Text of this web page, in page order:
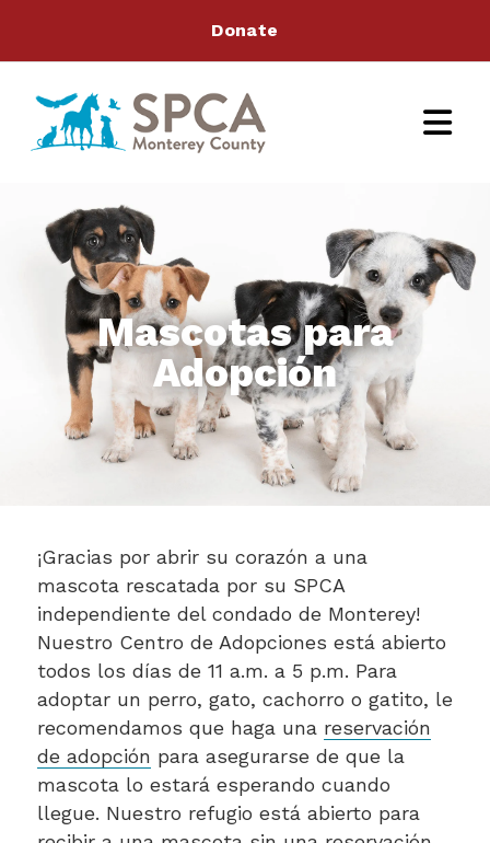
Donate
Mascotas para
Adopción
¡Gracias por abrir su corazón a una
mascota rescatada por su SPCA
independiente del condado de Monterey!
Nuestro Centro de Adopciones está abierto
todos los días de 11 a.m. a 5 p.m. Para
adoptar un perro, gato, cachorro o gatito, le
recomendamos que haga una reservación
de adopción para asegurarse de que la
mascota lo estará esperando cuando
llegue. Nuestro refugio está abierto para